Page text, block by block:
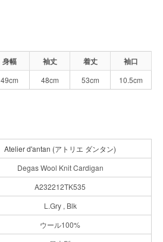
身幅 袖丈 着丈
袖口
49cm 48cm 53cm 10.5cm
Atelier d'antan (アトリエ ダンタン)
Degas Wool Knit Cardigan
A232212TK535
L.Gry , Blk
ウール100%